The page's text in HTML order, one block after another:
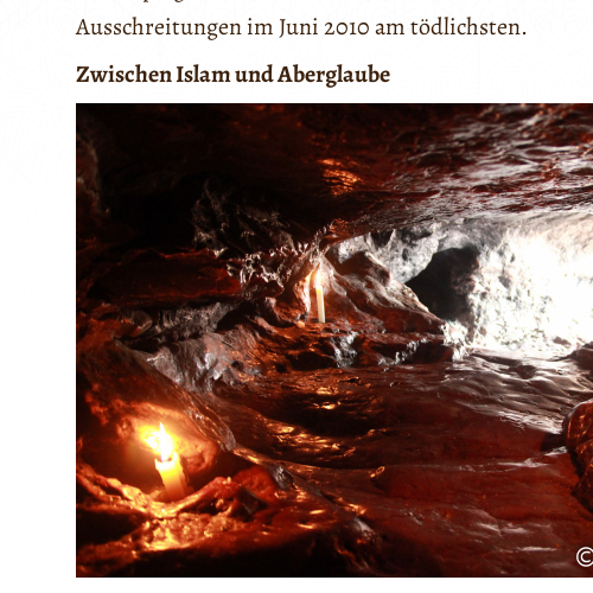
Ausschreitungen im Juni 2010 am tödlichsten.
Zwischen Islam und Aberglaube